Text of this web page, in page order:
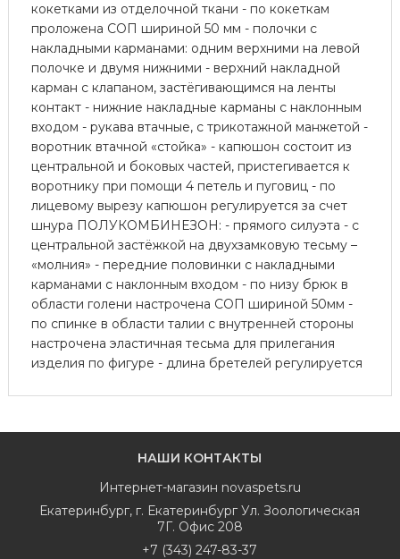
кокетками из отделочной ткани - по кокеткам
проложена СОП шириной 50 мм - полочки с
накладными карманами: одним верхними на левой
полочке и двумя нижними - верхний накладной
карман с клапаном, застёгивающимся на ленты
контакт - нижние накладные карманы с наклонным
входом - рукава втачные, с трикотажной манжетой -
воротник втачной «стойка» - капюшон состоит из
центральной и боковых частей, пристегивается к
воротнику при помощи 4 петель и пуговиц - по
лицевому вырезу капюшон регулируется за счет
шнура ПОЛУКОМБИНЕЗОН: - прямого силуэта - с
центральной застёжкой на двухзамковую тесьму –
«молния» - передние половинки с накладными
карманами с наклонным входом - по низу брюк в
области голени настрочена СОП шириной 50мм -
по спинке в области талии с внутренней стороны
настрочена эластичная тесьма для прилегания
изделия по фигуре - длина бретелей регулируется
НАШИ КОНТАКТЫ
Интернет-магазин novaspets.ru
Екатеринбург, г. Екатеринбург Ул. Зоологическая
7Г. Офис 208
+7 (343) 247-83-37